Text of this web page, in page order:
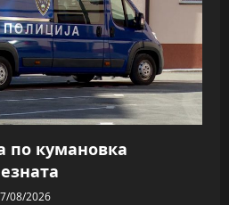
пo кумановка
08/2026